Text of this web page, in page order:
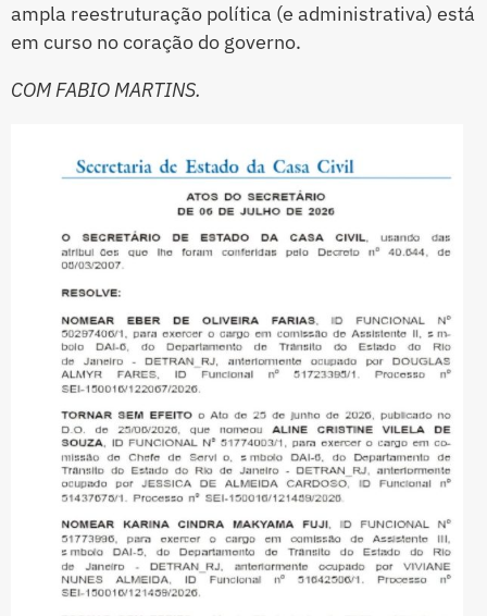
ampla reestruturação política (e administrativa) está
em curso no coração do governo.
COM FABIO MARTINS.